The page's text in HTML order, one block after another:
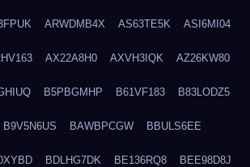
ARWDMB4X AS63TE5K ASI6MI04
AX22A8H0 AXVH3IQK AZ26KW80
B5PBGMHP B61VF183 B83LODZ5
B9V5N6US BAWBPCGW BBULS6EE
BDLHG7DK BE136RQ8 BEE98D8J